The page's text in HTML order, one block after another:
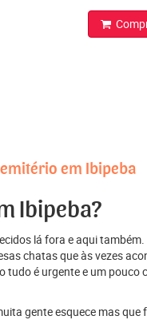
em Ibipeba
Ibipeba?
lá fora e aqui
chatas que às vezes
tudo é urgente e um pouco
gente esquece mas que